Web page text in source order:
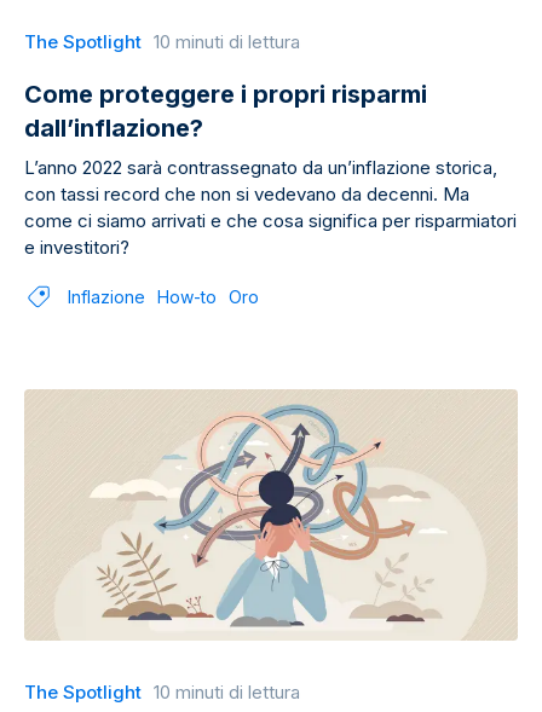
The Spotlight 10 minuti di lettura
Come proteggere i propri risparmi
dall’inflazione?
L’anno 2022 sarà contrassegnato da un’inflazione storica,
con tassi record che non si vedevano da decenni. Ma
come ci siamo arrivati e che cosa significa per risparmiatori
e investitori?
Inflazione How-to Oro
The Spotlight 10 minuti di lettura